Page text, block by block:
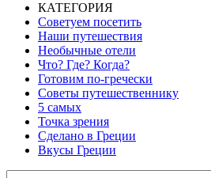
КАТЕГОРИЯ
Советуем посетить
Наши путешествия
Необычные отели
Что? Где? Когда?
Готовим по-гречески
Советы путешественнику
5 самых
Точка зрения
Сделано в Греции
Вкусы Греции